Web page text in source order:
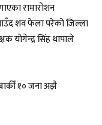
रामारोशन
शव फेला परेको जिल्ला
योगेन्द्र सिंह थापाले
१० जना अझै